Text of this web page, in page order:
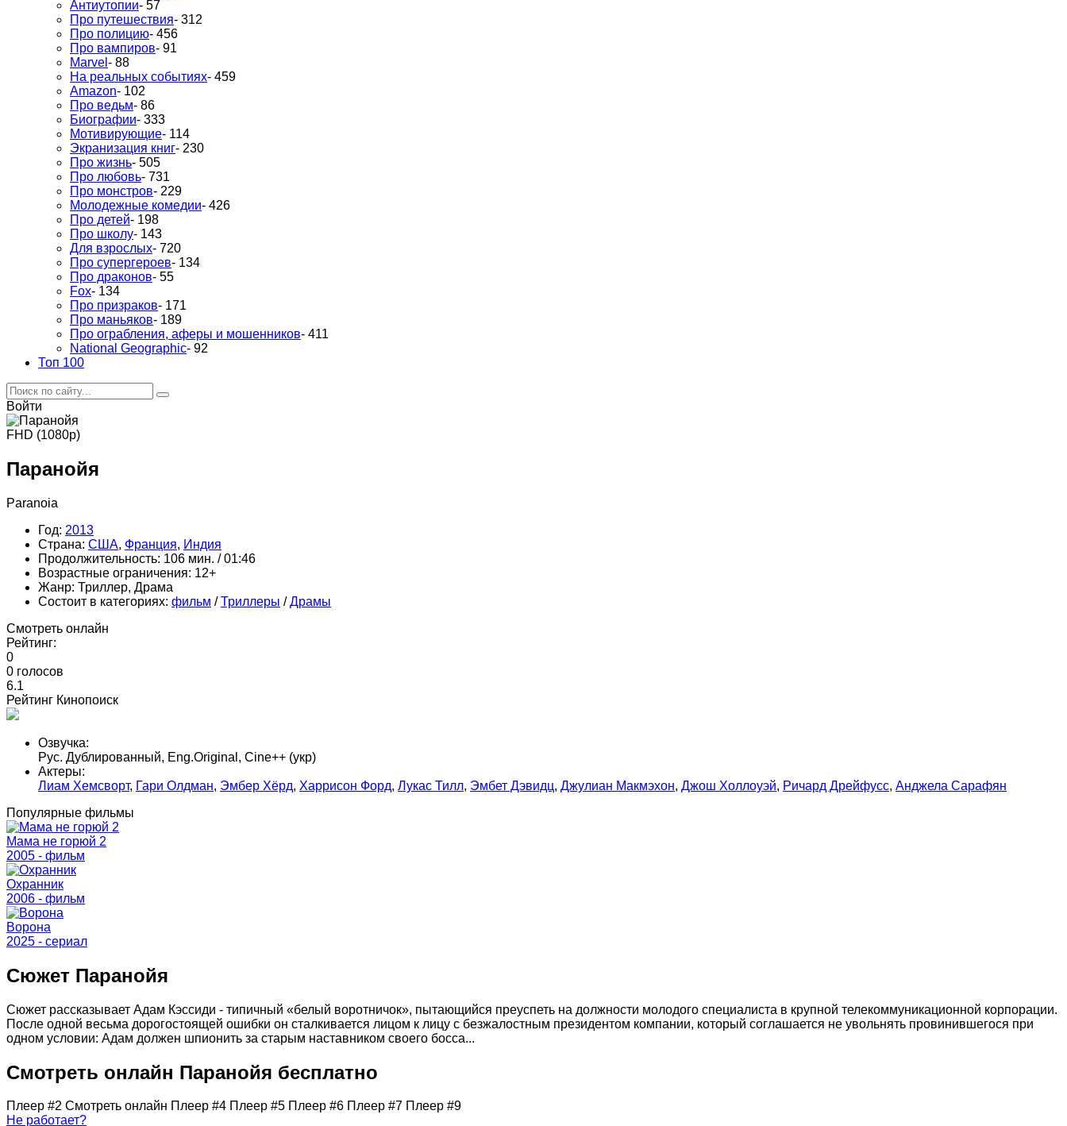
Антиутопии- 57
Про путешествия- 312
Про полицию- 456
Про вампиров- 91
Marvel - 88
На реальных событиях- 459
Amazon- 102
Про ведьм- 86
Биографии- 333
Мотивирующие- 114
Экранизация книг- 230
Про жизнь- 505
Про любовь- 731
Про монстров- 229
Молодежные комедии- 426
Про детей- 198
Про школу- 143
Для взрослых- 720
Про супергероев- 134
Про драконов- 55
Fox- 134
Про призраков- 171
Про маньяков- 189
Про ограбления, аферы и мошенников- 411
National Geographic- 92
Топ 100
Войти
FHD (1080p)
Паранойя
Paranoia
Год: 2013
Страна: США, Франция, Индия
Продолжительность: 106 мин. / 01:46
Возрастные ограничения: 12+
Жанр: Триллер, Драма
Состоит в категориях: фильм /Триллеры /Драмы
Смотреть онлайн
Рейтинг:
0
0 голосов
6.1
Рейтинг Кинопоиск
Озвучка:
Рус. Дублированный, Eng.Original, Cine++ (укр)
Актеры:
Лиам Хемсворт, Гари Олдман, Эмбер Хёрд, Харрисон Форд, Лукас Тилл, Эмбет Дэвидц, Джулиан Макмэхон, Джош Холлоуэй, Ричард Дрейфусс, Анджела Сарафян
Популярные фильмы
Мама не горюй 2
2005 - фильм
Охранник
2006 - фильм
Ворона
2025 - cериал
Сюжет Паранойя
Сюжет рассказывает Адам Кэссиди - типичный «белый воротничок», пытающийся преуспеть на должности молодого специалиста в крупной телекоммуникационной корпорации.
После одной весьма дорогостоящей ошибки он сталкивается лицом к лицу с безжалостным президентом компании, который соглашается не увольнять провинившегося при
одном условии: Адам должен шпионить за старым наставником своего босса...
Смотреть онлайн Паранойя бесплатно
Плеер #2 Смотреть онлайн Плеер #4 Плеер #5 Плеер #6 Плеер #7 Плеер #9
Не работает?